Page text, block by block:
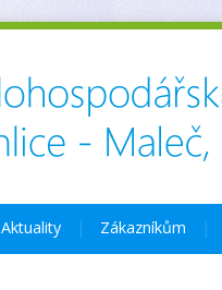
Aktuality Zákazníkům